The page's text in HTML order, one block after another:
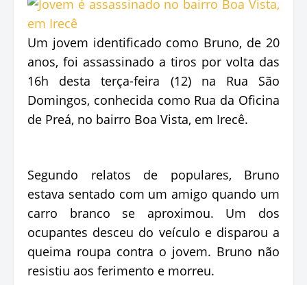
Um jovem identificado como Bruno, de 20
anos, foi assassinado a tiros por volta das
16h desta terça-feira (12) na Rua São
Domingos, conhecida como Rua da Oficina
de Preá, no bairro Boa Vista, em Irecê.
Segundo relatos de populares, Bruno
estava sentado com um amigo quando um
carro branco se aproximou. Um dos
ocupantes desceu do veículo e disparou a
queima roupa contra o jovem. Bruno não
resistiu aos ferimento e morreu.